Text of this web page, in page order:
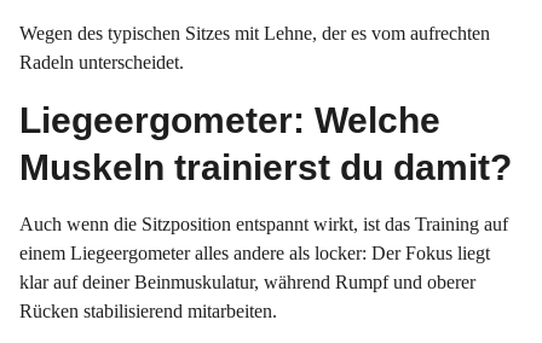
Wegen des typischen Sitzes mit Lehne, der es vom aufrechten
Radeln unterscheidet.
Liegeergometer: Welche
Muskeln trainierst du damit?
Auch wenn die Sitzposition entspannt wirkt, ist das Training auf
einem Liegeergometer alles andere als locker: Der Fokus liegt
klar auf deiner Beinmuskulatur, während Rumpf und oberer
Rücken stabilisierend mitarbeiten.